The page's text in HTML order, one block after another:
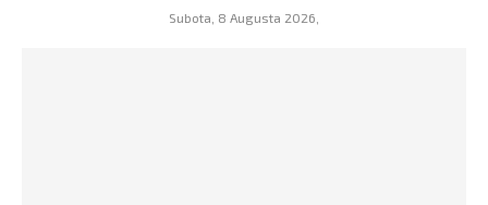
Subota, 8 Augusta 2026,